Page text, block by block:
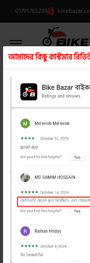
01795765289
Offcanvas Menu Open
ক্যাটাগরি লিস্ট/
product view
পালসার রিয়ার রাইট
(জেনুইন)
420 টাকা
আমাদের কিছু কাস্টমার